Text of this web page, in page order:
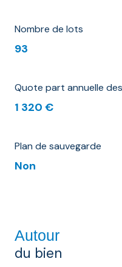
Nombre de lots
93
Quote part annuelle
1 320 €
Plan de sauvegarde
Non
Autour
du bien